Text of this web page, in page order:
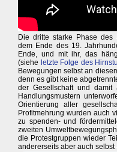
Die dritte starke Phase des
dem Ende des 19.
Ende, und mit ihr, das
(siehe letzte Folge des
Bewegungen selbst an
denn es gibt keine
der Gesellschaft und damit
Handlungsmustern
Orientierung aller
Profitmehrung wurden auch
zu spenden- und
zweiten
die Protestgruppen wieder
andererseits aber auch selbst